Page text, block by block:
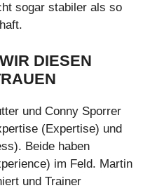
sogar stabiler als so
DIESEN
und Conny Sporrer
(Expertise) und
Beide haben
im Feld. Martin
und Trainer